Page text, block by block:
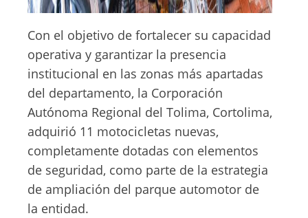
Con el objetivo de fortalecer su capacidad
operativa y garantizar la presencia
institucional en las zonas más apartadas
del departamento, la Corporación
Autónoma Regional del Tolima, Cortolima,
adquirió 11 motocicletas nuevas,
completamente dotadas con elementos
de seguridad, como parte de la estrategia
de ampliación del parque automotor de
la entidad.